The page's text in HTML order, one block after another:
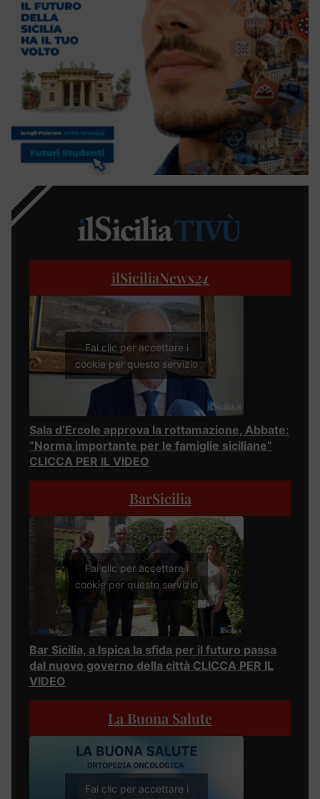
ilSiciliaNews24
Fai clic per accettare i
cookie per questo servizio
Sala d’Ercole approva la rottamazione, Abbate:
“Norma importante per le famiglie siciliane”
CLICCA PER IL VIDEO
BarSicilia
Fai clic per accettare i
cookie per questo servizio
Bar Sicilia, a Ispica la sfida per il futuro passa
dal nuovo governo della città CLICCA PER IL
VIDEO
La Buona Salute
Fai clic per accettare i